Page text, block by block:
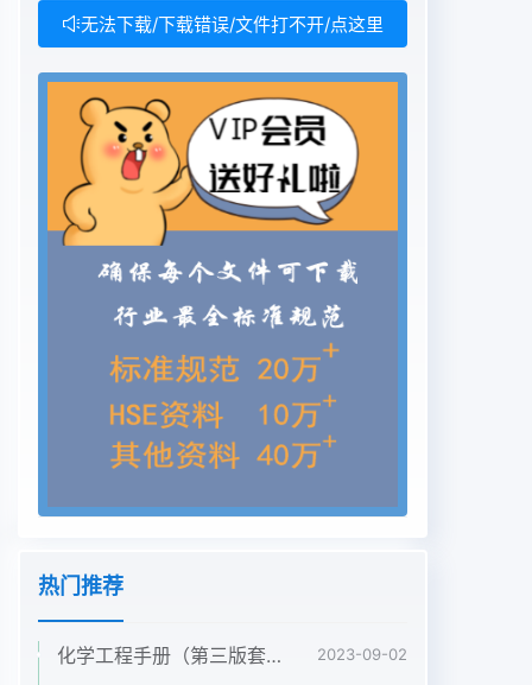
(公路桥涵施工技术规范》(JIG/T 3650-2020)和
《钢结构工程施工质量验收标准》(GB 50205-
2020)等标准规范。 通用图使用者应依据法律法规
在充分理解通用图的基础上根据工程项目的建设条
件、荷载条件、施工方案与装备条件等送行计算复
核、论证确保工程项目的质量、安全和耐久并对通用
图在工程项目中的应用负责。请各有关单位在执行过
程中将发现的问题和意见，以便修订时参考 主 编 单
位：中交公路规划设计院有限公司 装配化钢结构桥
梁产业技术创新战略联盟
无法下载/下载错误/文件打不开/点这里
热门推荐
化学工程手册（第三版套装5册第1卷2卷3卷4卷5卷）袁渭康 王静康 费维扬 欧阳平凯 著 2023-09-02